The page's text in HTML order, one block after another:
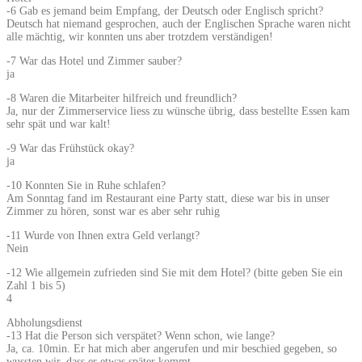
-6 Gab es jemand beim Empfang, der Deutsch oder Englisch spricht?
Deutsch hat niemand gesprochen, auch der Englischen Sprache waren nicht
alle mächtig, wir konnten uns aber trotzdem verständigen!
-7 War das Hotel und Zimmer sauber?
ja
-8 Waren die Mitarbeiter hilfreich und freundlich?
Ja, nur der Zimmerservice liess zu wünsche übrig, dass bestellte Essen kam
sehr spät und war kalt!
-9 War das Frühstück okay?
ja
-10 Konnten Sie in Ruhe schlafen?
Am Sonntag fand im Restaurant eine Party statt, diese war bis in unser
Zimmer zu hören, sonst war es aber sehr ruhig
-11 Wurde von Ihnen extra Geld verlangt?
Nein
-12 Wie allgemein zufrieden sind Sie mit dem Hotel? (bitte geben Sie ein
Zahl 1 bis 5)
4
Abholungsdienst
-13 Hat die Person sich verspätet? Wenn schon, wie lange?
Ja, ca. 10min. Er hat mich aber angerufen und mir beschied gegeben, so